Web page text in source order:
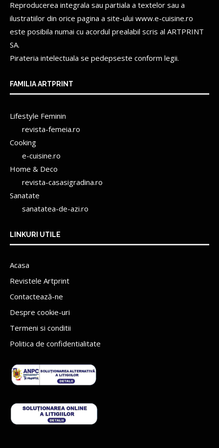
Reproducerea integrala sau partiala a textelor sau a
ilustratiilor din orice pagina a site-ului www.e-cuisine.ro
este posibila numai cu acordul prealabil scris al ARTPRINT
SA.
Pirateria intelectuala se pedepseste conform legii.
FAMILIA ARTPRINT
Lifestyle Feminin
revista-femeia.ro
Cooking
e-cuisine.ro
Home & Deco
revista-casasigradina.ro
Sanatate
sanatatea-de-azi.ro
LINKURI UTILE
Acasa
Revistele Artprint
Contactează-ne
Despre cookie-uri
Termeni si conditii
Politica de confidentialitate